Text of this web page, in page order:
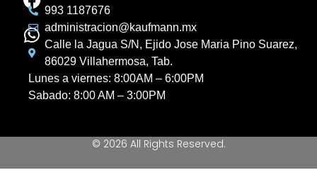
993 1187676
administracion@kaufmann.mx
Calle la Jagua S/N, Ejido Jose Maria Pino Suarez,
86029 Villahermosa, Tab.
Lunes a viernes: 8:00AM – 6:00PM
Sabado: 8:00 AM – 3:00PM
© 2026 All Rights Reserved.